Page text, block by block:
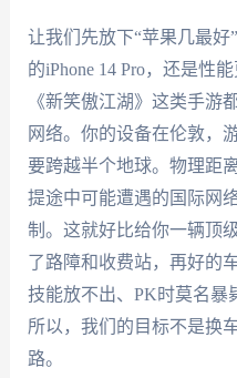
让我们先放下“苹果几最
的iPhone 14 Pro，还是性
《新笑傲江湖》这类手游
网络。你的设备在伦敦，
要跨越半个地球。物理距
提途中可能遭遇的国际网
制。这就好比给你一辆顶
了路障和收费站，再好的
技能放不出、PK时莫名暴
所以，我们的目标不是换
路。